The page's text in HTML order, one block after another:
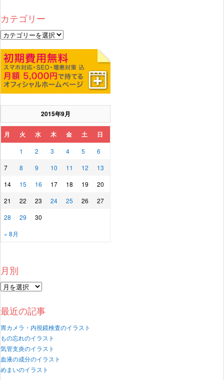
カテゴリー
2015年9月
月 火 水 木 金 土 日
« 8月
1 2 3 4 5
6
7
8 9 10 11 12
13
14
15 16 17 18 19
20
21
22 23 24 25 26
27
28
29 30
月別
最近の記事
胃カメラ・内視鏡検査のイラスト
もの忘れのイラスト
気管支炎のイラスト
血液の成分のイラスト
めまいのイラスト